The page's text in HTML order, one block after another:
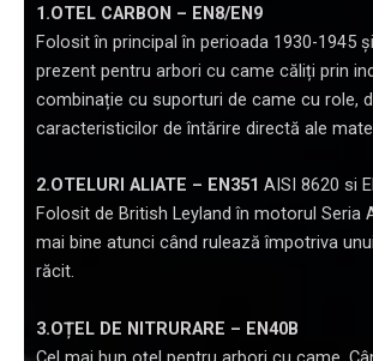
1.OTEL CARBON – EN8/EN9
Folosit în principal în perioada 1930-1945
prezent pentru arbori cu came căliți prin
combinație cu suporturi de came cu role,
caracteristicilor de întărire directă ale
2.OTELURI ALIATE – EN351 AISI 8620 si
Folosit de British Leyland în motorul Seria
mai bine atunci când rulează împotriva
răcit.
3.OȚEL DE NITRURARE – EN40B